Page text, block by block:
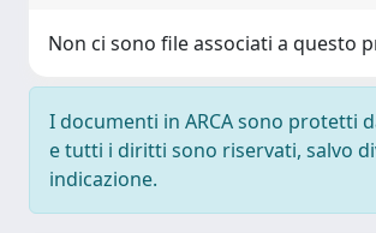
Non ci sono file associati a questo
I documenti in ARCA sono protetti
e tutti i diritti sono riservati, salvo
indicazione.